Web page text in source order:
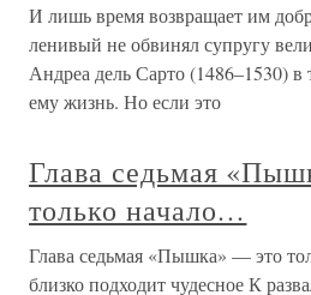
И лишь время возвращает им
ленивый не обвинял супругу
Андреа дель Сарто (1486–1530) в
ему жизнь. Но если это
Глава седьмая
только начало…
Глава седьмая «Пышка» — это
близко подходит чудесное К